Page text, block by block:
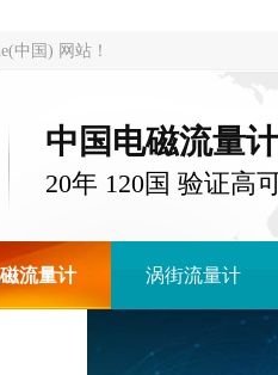
中国) 网站！
中国电磁流量
20年 120国 验证高
流量计 涡街流量计